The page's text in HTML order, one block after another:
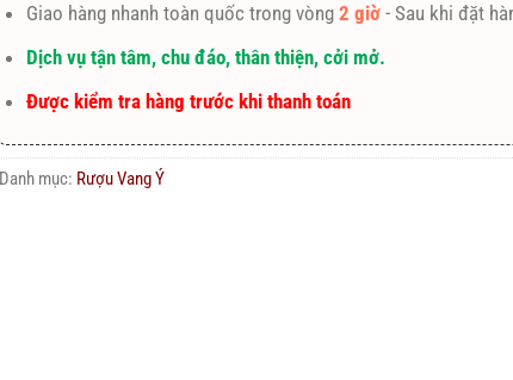
Giao hàng nhanh toàn quốc trong vòng 2 giờ- Sau khi đặt
Dịch vụ tận tâm, chu đáo, thân thiện, cởi mở.
Được kiểm tra hàng trước khi thanh toán
Danh mục: Rượu Vang Ý